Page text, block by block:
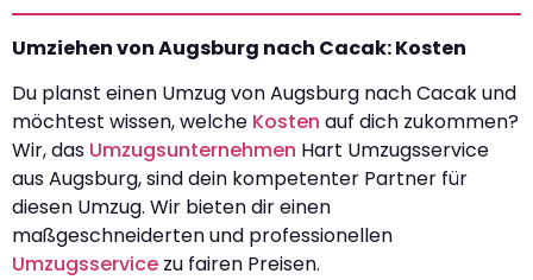
Umziehen von Augsburg nach Cacak: Kosten
Du planst einen Umzug von Augsburg nach Cacak und
möchtest wissen, welche Kosten auf dich zukommen?
Wir, das Umzugsunternehmen Hart Umzugsservice
aus Augsburg, sind dein kompetenter Partner für
diesen Umzug. Wir bieten dir einen
maßgeschneiderten und professionellen
Umzugsservice zu fairen Preisen.